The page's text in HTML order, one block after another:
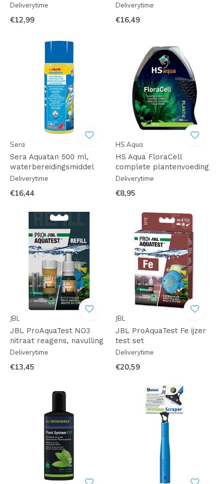
Deliverytime
€12,99
Deliverytime
€16,49
Sera
Sera Aquatan 500 ml,
waterbereidingsmiddel
Deliverytime
€16,44
HS Aqua
HS Aqua FloraCell
complete plantenvoeding
Deliverytime
€8,95
JBL
JBL ProAquaTest NO3
nitraat reagens, navulling
Deliverytime
€13,45
JBL
JBL ProAquaTest Fe ijzer
test set
Deliverytime
€20,59